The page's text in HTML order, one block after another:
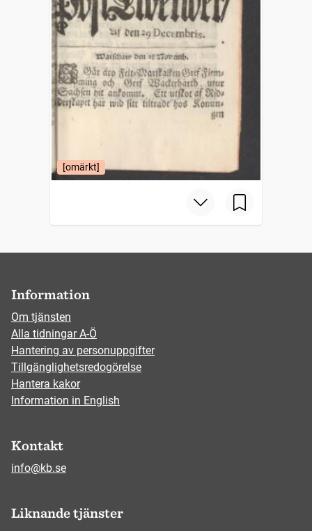
[omärkt]
Information
Om tjänsten
Alla tidningar A-Ö
Hantering av personuppgifter
Tillgänglighetsredogörelse
Hantera kakor
Information in English
Kontakt
info@kb.se
Liknande tjänster